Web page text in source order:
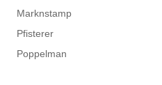
Marknstamp
Pfisterer
Poppelman